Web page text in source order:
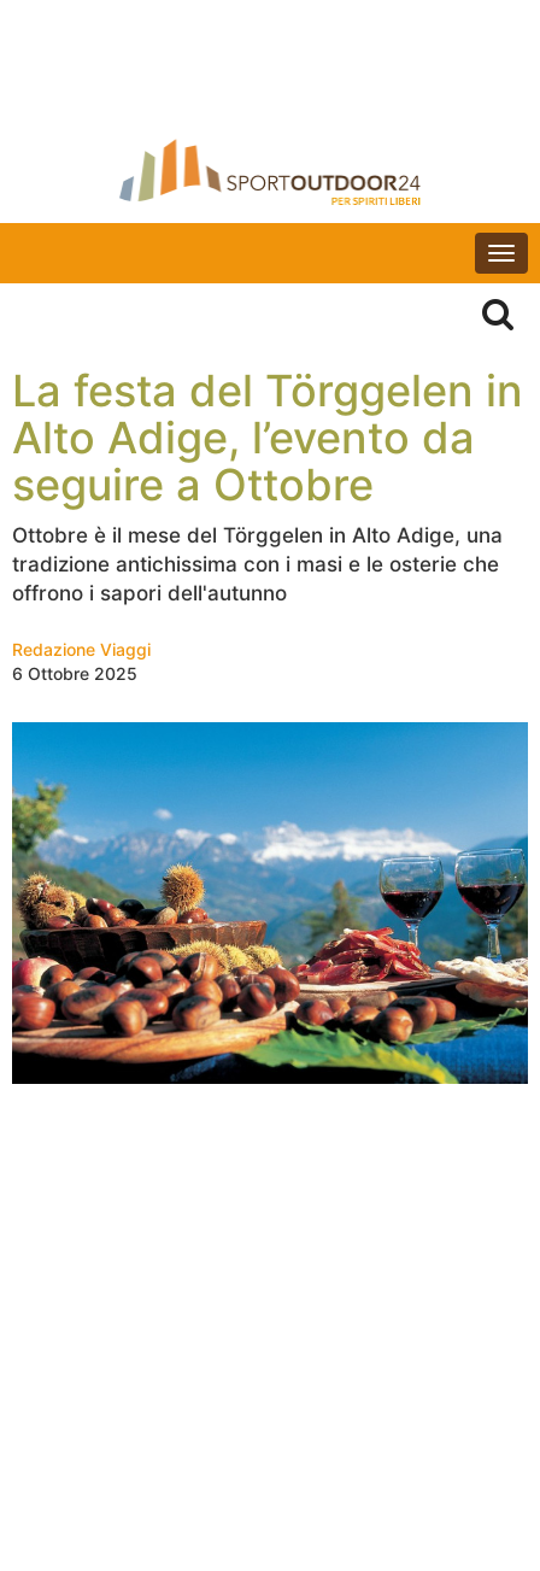
La festa del Törggelen in
Alto Adige, l’evento da
seguire a Ottobre
Ottobre è il mese del Törggelen in Alto Adige, una
tradizione antichissima con i masi e le osterie che
offrono i sapori dell'autunno
Redazione Viaggi
6 Ottobre 2025